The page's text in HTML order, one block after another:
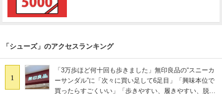
「シューズ」のアクセスランキング
1
「3万歩ほど何十回も歩きました」無印良品の“スニーカ
ーサンダル”に「次々に買い足して6足目」「興味本位で
買ったらすごくいい」「歩きやすい、履きやすい、脱ぎ